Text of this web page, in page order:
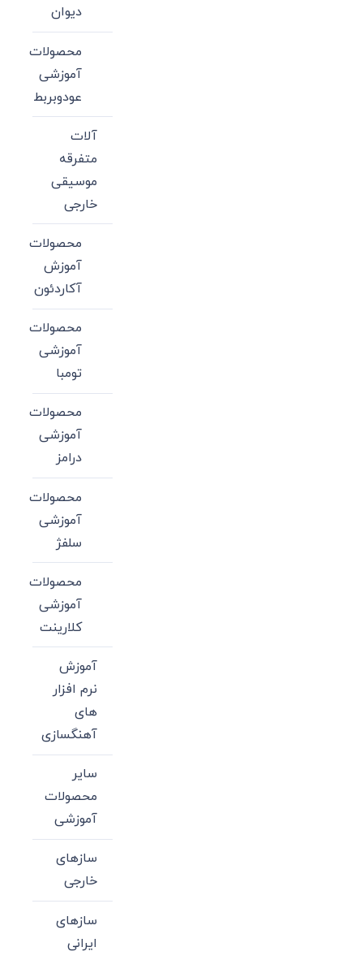
دیوان
محصولات
آموزشی
عودوبربط
آلات
متفرقه
موسیقی
خارجی
محصولات
آموزش
آکاردئون
محصولات
آموزشی
تومبا
محصولات
آموزشی
درامز
محصولات
آموزشی
سلفژ
محصولات
آموزشی
کلارینت
آموزش
نرم افزار
های
آهنگسازی
سایر
محصولات
آموزشی
سازهای
خارجی
سازهای
ایرانی